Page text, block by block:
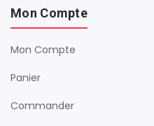
Mon Compte
Mon Compte
Panier
Commander